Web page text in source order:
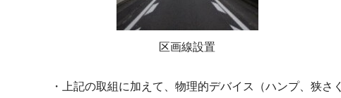
区画線設置
・上記の取組に加えて、物理的デバイス（ハンプ、狭さ